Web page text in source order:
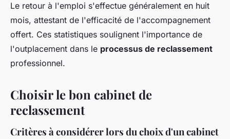
Le retour à l'emploi s'effectue généralement en huit
mois, attestant de l'efficacité de l'accompagnement
offert. Ces statistiques soulignent l'importance de
l'outplacement dans le processus de reclassement
professionnel.
Choisir le bon cabinet de
reclassement
Critères à considérer lors du choix d'un cabinet